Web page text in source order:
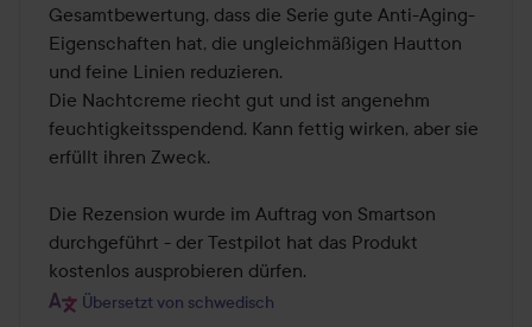
Gesamtbewertung, dass die Serie gute Anti-Aging-
Eigenschaften hat, die ungleichmäßigen Hautton
und feine Linien reduzieren.
Die Nachtcreme riecht gut und ist angenehm
feuchtigkeitsspendend. Kann fettig wirken, aber sie
erfüllt ihren Zweck.
Die Rezension wurde im Auftrag von Smartson
durchgeführt - der Testpilot hat das Produkt
kostenlos ausprobieren dürfen.
Übersetzt von schwedisch